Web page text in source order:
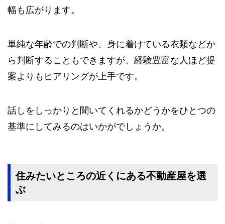
幅も広がります。
単純な年齢での判断や、身に着けている衣類などか
ら判断することもできますが、経験豊富な人ほど提
案よりもヒアリングが上手です。
話しをしっかりと聞いてくれるかどうかをひとつの
基準にしてみるのはいかがでしょうか。
住みたいところの近くにある不動産屋を選
ぶ